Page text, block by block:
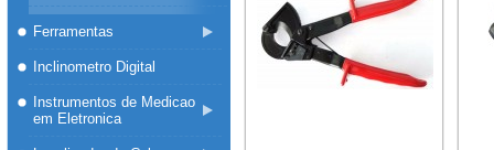
Ferramentas
Inclinometro Digital
Instrumentos de Medicao
em Eletronica